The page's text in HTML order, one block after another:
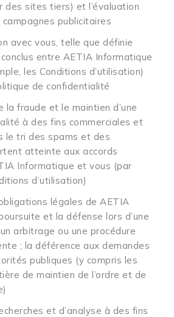
des sites tiers) et l’évaluation
publicitaires
avec vous, telle que définie
entre AETIA Informatique
les Conditions d’utilisation)
de confidentialité
la fraude et le maintien d’une
à des fins commerciales et
le tri des spams et des
atteinte aux accords
Informatique et vous (par
d’utilisation)
légales de AETIA
et la défense lors d’une
arbitrage ou une procédure
; la déférence aux demandes
publiques (y compris les
de maintien de l’ordre et de
et d’analyse à des fins